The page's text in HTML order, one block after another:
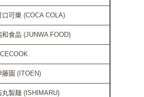
口可樂 (COCA COLA)
和食品 (JUNWA FOOD)
藤園 (ITOEN)
丸製麺 (ISHIMARU)